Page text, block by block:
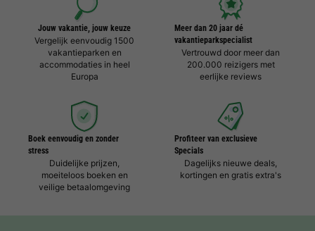
Jouw vakantie, jouw keuze
Vergelijk eenvoudig 1500
vakantieparken en
accommodaties in heel
Europa
Meer dan 20 jaar dé
vakantieparkspecialist
Vertrouwd door meer dan
200.000 reizigers met
eerlijke reviews
Boek eenvoudig en zonder
stress
Duidelijke prijzen,
moeiteloos boeken en
veilige betaalomgeving
Profiteer van exclusieve
Specials
Dagelijks nieuwe deals,
kortingen en gratis extra's